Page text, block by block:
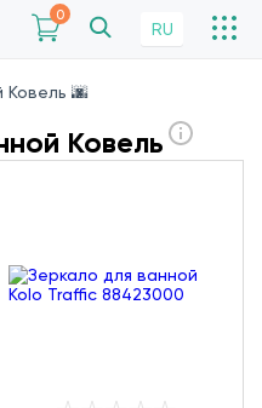
0
RU
Ковель 🌆
Ковель